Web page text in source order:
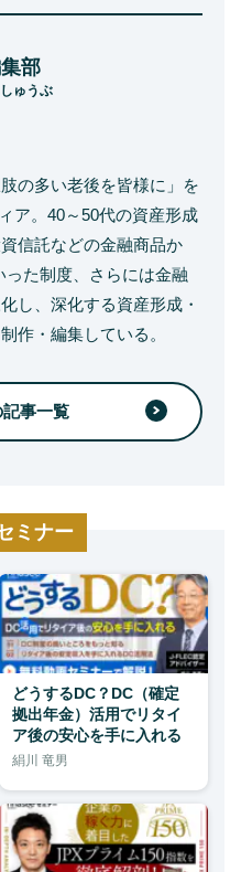
部
ゅうぶ
の多い老後を皆様に」を
ア。40～50代の資産形成
信託などの金融商品か
た制度、さらには金融
し、深化する資産形成・
作・編集している。
事一覧
ミナー
どうするDC？DC（確定
拠出年金）活用でリタイ
ア後の安心を手に入れる
絹川 竜男